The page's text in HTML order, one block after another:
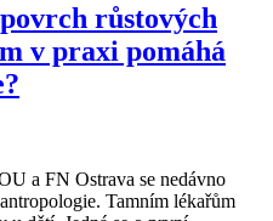
růstových
v praxi pomáhá
a FN Ostrava se nedávno
Tamním lékařům